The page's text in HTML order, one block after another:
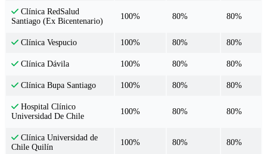
Clínica RedSalud
Santiago (Ex Bicentenario)
100% 80% 80%
Clínica Vespucio 100% 80% 80%
Clínica Dávila 100% 80% 80%
Clínica Bupa Santiago 100% 80% 80%
Hospital Clínico
Universidad De Chile
100% 80% 80%
Clínica Universidad de
Chile Quilín
100% 80% 80%